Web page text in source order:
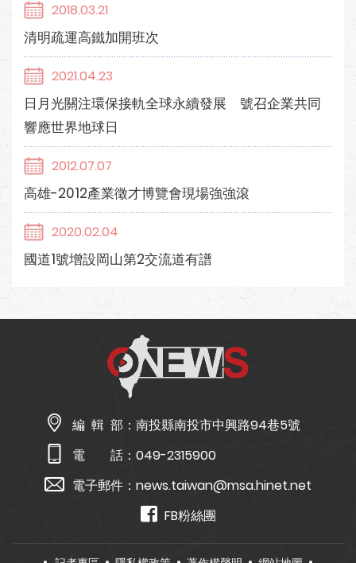
2018.03.21
清明疏運高鐵加開班次
2021.04.23
日月光關注環保接軌全球永續發展 號召企業共同
響應世界地球日
2012.07.07
高雄-2012產業徵才博覽會現場強強滾
2020.02.04
國道1號增設岡山第2交流道有譜
編 輯 部： 南投縣南投市中興路94巷5號
電 話： 049-2315900
電子郵件： news.taiwan@msa.hinet.net
FB粉絲團